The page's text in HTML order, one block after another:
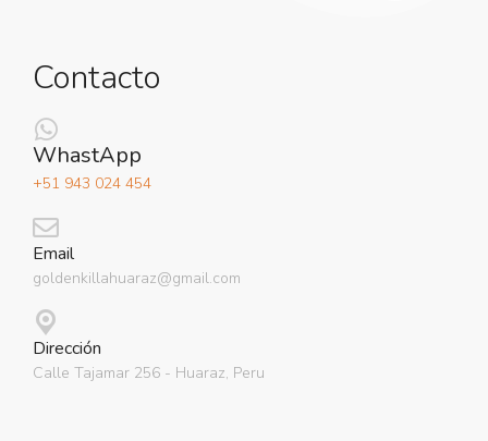
Contacto
WhastApp
+51 943 024 454
Email
goldenkillahuaraz@gmail.com
Dirección
Calle Tajamar 256 - Huaraz, Peru